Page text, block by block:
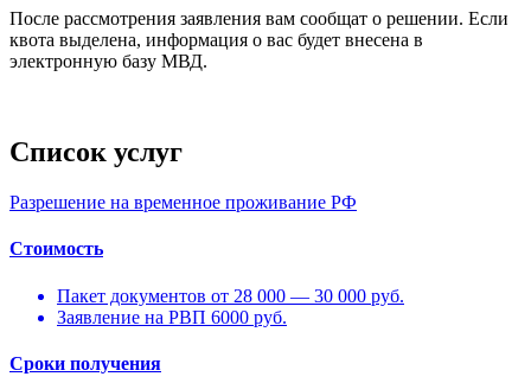
После рассмотрения заявления вам сообщат о решении. Если
квота выделена, информация о вас будет внесена в
электронную базу МВД.
Список услуг
Разрешение на временное проживание РФ
Стоимость
Пакет документов от 28 000 — 30 000 руб.
Заявление на РВП 6000 руб.
Сроки получения